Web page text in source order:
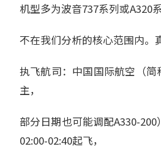
机型多为波音737系列或A320
不在我们分析的核心范围内。
执飞航司：中国国际航空（简
主，
部分日期也可能调配A330-
02:00-02:40起飞，